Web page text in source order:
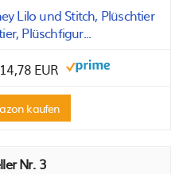
Lilo und Stitch, Plüschtier
Plüschfigur...
14,78 EUR
kaufen
3